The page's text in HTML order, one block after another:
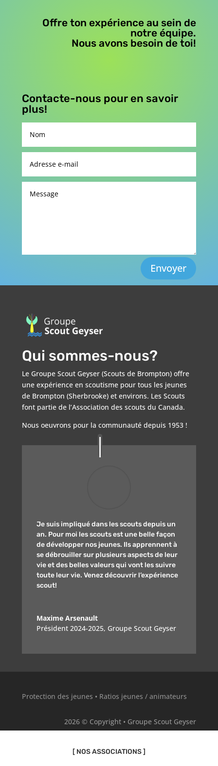
Offre ton expérience au sein de
notre équipe.
Nous avons besoin de toi!
Contacte-nous pour en savoir
plus!
Envoyer
Qui sommes-nous?
Le Groupe Scout Geyser (Scouts de Brompton) offre
une expérience en scoutisme pour tous les jeunes
de Brompton (Sherbrooke) et environs. Les Scouts
font partie de l’Association des scouts du Canada.
Nous oeuvrons pour la communauté depuis 1953 !
Je suis impliqué dans les scouts depuis un
an. Pour moi les scouts est une belle façon
de développer nos jeunes. Ils apprennent à
se débrouiller sur plusieurs aspects de leur
vie et des belles valeurs qui vont les suivre
toute leur vie. Venez découvrir l’expérience
scout!
Maxime Arsenault
Président 2024-2025, Groupe Scout Geyser
Protection des jeunes • Ratios jeunes / animateurs
2026 © Copyright • Groupe Scout Geyser
[ NOS ASSOCIATIONS ]